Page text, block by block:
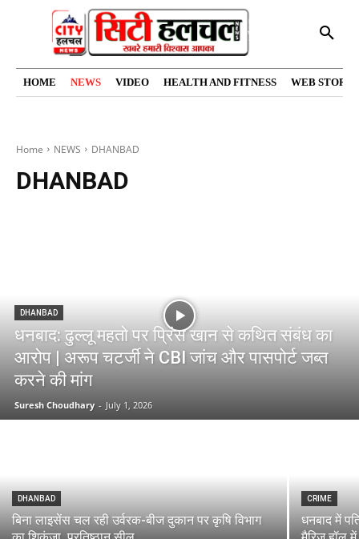
HOME NEWS VIDEO HEALTH AND FITNESS WEB
Home NEWS DHANBAD
DHANBAD
DHANBAD
धनबाद: ढुल्लू महतो पर प्रिंस खान से कथित संबंध का
आरोप | अरूप चटर्जी ने CBI जांच और पासपोर्ट जब्त
करने की मांग
Suresh Choudhary - July 1, 2026
DHANBAD
बिना लाइसेंस चल रही उर्वरक-बीज दुकान पर कृषि विभाग
CRIME
धनबाद में